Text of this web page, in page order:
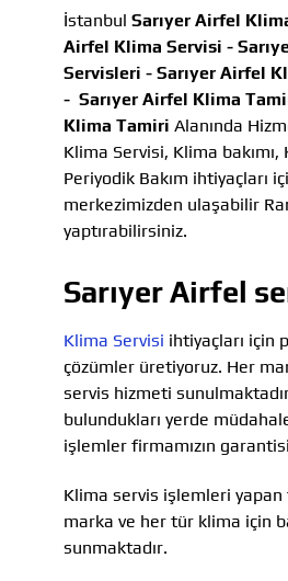
İstanbul Sarıyer Airfel
Airfel Klima Servisi -
Servisleri - Sarıyer Airfel
- Sarıyer Airfel Klima
Klima Tamiri Alanında
Klima Servisi, Klima
Periyodik Bakım ihtiyaçları
merkezimizden ulaşabilir
yaptırabilirsiniz.
Sarıyer Airfel
Klima Servisi ihtiyaçları için
çözümler üretiyoruz. Her
servis hizmeti
bulundukları yerde
işlemler firmamızın
Klima servis işlemleri yapan
marka ve her tür klima için
sunmaktadır.